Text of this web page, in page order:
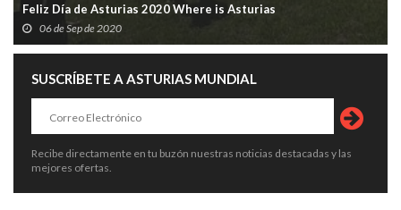
Feliz Día de Asturias 2020 Where is Asturias
06 de Sep de 2020
SUSCRÍBETE A ASTURIAS MUNDIAL
Recibe directamente en tu buzón nuestras noticias destacadas y las
mejores ofertas.